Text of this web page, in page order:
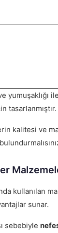
yumuşaklığı
tasarlanmıştır.
kalitesi ve
kullanılan
sunar.
sebebiyle